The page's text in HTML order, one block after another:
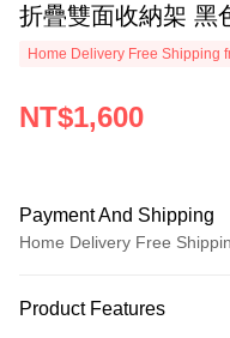
折疊雙面收納架 黑
Home Delivery Free Shipping
NT$1,600
Payment And Shipping
Home Delivery Free
Credit Card (Full Payment)
Product Features